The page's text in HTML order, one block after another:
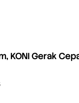
KONI Gerak